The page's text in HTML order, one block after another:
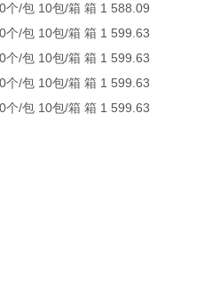
个/包 10包/箱 箱 1 588.09
个/包 10包/箱 箱 1 599.63
个/包 10包/箱 箱 1 599.63
个/包 10包/箱 箱 1 599.63
个/包 10包/箱 箱 1 599.63